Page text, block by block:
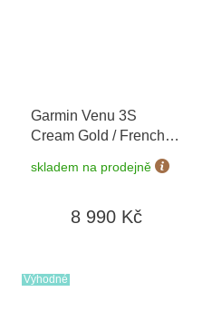
Garmin Venu 3S
Cream Gold / French
Band 010-02785-55
řemínek
skladem na prodejně
8 990 Kč
Výhodné